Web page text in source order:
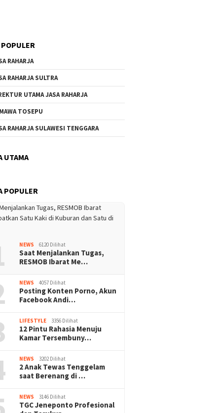
RAHARJA
RAHARJA SULTRA
UTAMA JASA RAHARJA
TOSEPU
RAHARJA SULAWESI TENGGARA
UTAMA
POPULER
NEWS 6120 Dilihat
Saat Menjalankan Tugas,
RESMOB Ibarat Me…
NEWS 4057 Dilihat
Posting Konten Porno, Akun
Facebook Andi…
LIFESTYLE 3356 Dilihat
12 Pintu Rahasia Menuju
Kamar Tersembuny…
NEWS 3202 Dilihat
2 Anak Tewas Tenggelam
saat Berenang di …
NEWS 3146 Dilihat
TGC Jeneponto Profesional